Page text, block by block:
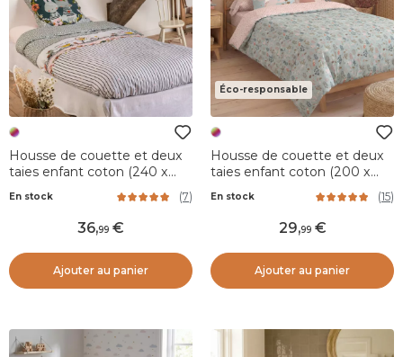
Housse de couette et deux
taies enfant coton (240 x
Multicolore
En stock (7)
36,99
Ajouter au panier
Éco-responsable
Housse de couette et deux
taies enfant coton (200 x
200 cm) Tamia Multicolore
En stock (15)
29,99
Ajouter au panier